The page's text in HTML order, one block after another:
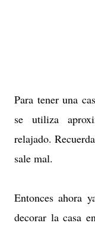
Para tener una
se utiliza
relajado.
sale mal.
Entonces ahora
decorar la casa